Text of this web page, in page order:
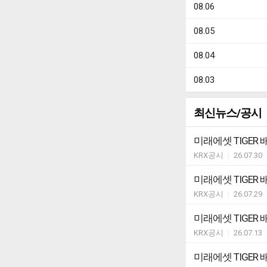
08.06
08.05
08.04
08.03
최신뉴스/공시
미래에셋 TIGER
KRX공시 26.07.30
미래에셋 TIGER
KRX공시 26.07.29
미래에셋 TIGER
KRX공시 26.07.13
미래에셋 TIGER